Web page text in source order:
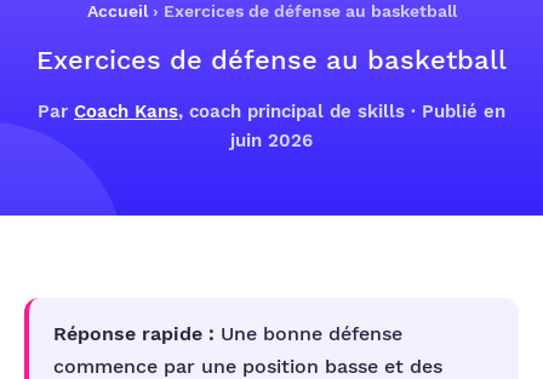
Accueil› Exercices de défense au basketball
Exercices de défense au basketball
Par Coach Kans, coach principal de skills · Publié en
juin 2026
Réponse rapide : Une bonne défense
commence par une position basse et des